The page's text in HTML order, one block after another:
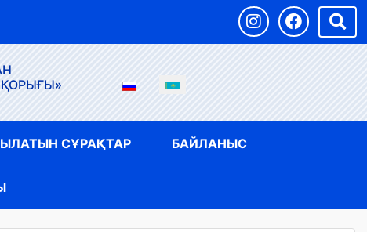
СҰРАҚТАР БАЙЛАНЫС